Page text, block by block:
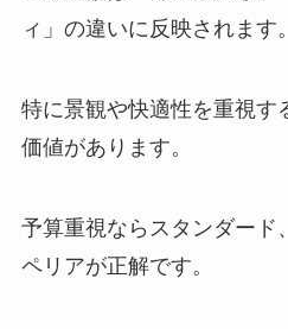
ィ」の違いに反映されます。
特に景観や快適性を重視す
価値があります。
予算重視ならスタンダード
ペリアが正解です。